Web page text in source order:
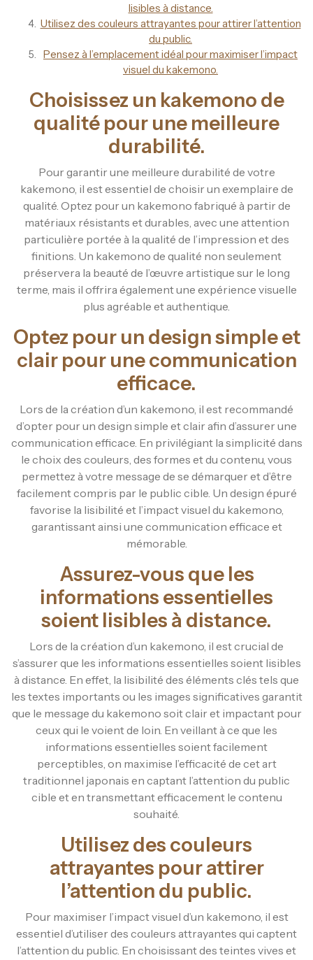
lisibles à distance.
Utilisez des couleurs attrayantes pour attirer l’attention
du public.
Pensez à l’emplacement idéal pour maximiser l’impact
visuel du kakemono.
Choisissez un kakemono de
qualité pour une meilleure
durabilité.
Pour garantir une meilleure durabilité de votre
kakemono, il est essentiel de choisir un exemplaire de
qualité. Optez pour un kakemono fabriqué à partir de
matériaux résistants et durables, avec une attention
particulière portée à la qualité de l’impression et des
finitions. Un kakemono de qualité non seulement
préservera la beauté de l’œuvre artistique sur le long
terme, mais il offrira également une expérience visuelle
plus agréable et authentique.
Optez pour un design simple et
clair pour une communication
efficace.
Lors de la création d’un kakemono, il est recommandé
d’opter pour un design simple et clair afin d’assurer une
communication efficace. En privilégiant la simplicité dans
le choix des couleurs, des formes et du contenu, vous
permettez à votre message de se démarquer et d’être
facilement compris par le public cible. Un design épuré
favorise la lisibilité et l’impact visuel du kakemono,
garantissant ainsi une communication efficace et
mémorable.
Assurez-vous que les
informations essentielles
soient lisibles à distance.
Lors de la création d’un kakemono, il est crucial de
s’assurer que les informations essentielles soient lisibles
à distance. En effet, la lisibilité des éléments clés tels que
les textes importants ou les images significatives garantit
que le message du kakemono soit clair et impactant pour
ceux qui le voient de loin. En veillant à ce que les
informations essentielles soient facilement
perceptibles, on maximise l’efficacité de cet art
traditionnel japonais en captant l’attention du public
cible et en transmettant efficacement le contenu
souhaité.
Utilisez des couleurs
attrayantes pour attirer
l’attention du public.
Pour maximiser l’impact visuel d’un kakemono, il est
essentiel d’utiliser des couleurs attrayantes qui captent
l’attention du public. En choisissant des teintes vives et